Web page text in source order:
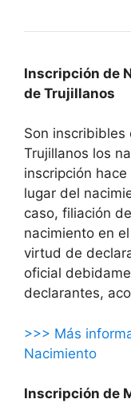
Inscripción de
de Trujillanos
Son inscribibles
Trujillanos los
inscripción
lugar del
caso, filiación
nacimiento en
virtud de
oficial
declarantes,
>>> Más
Nacimiento
Inscripción de